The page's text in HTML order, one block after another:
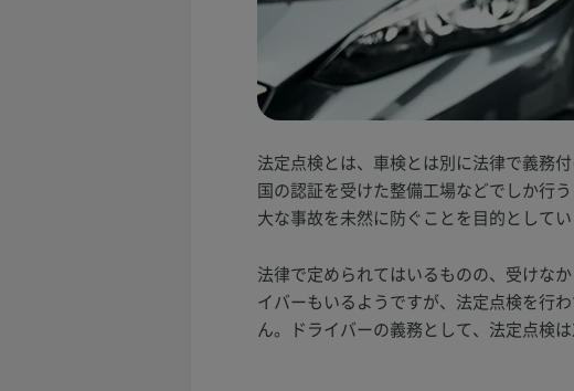
法定点検とは、車検とは別に法律で義務付
国の認証を受けた整備工場などでしか行
大な事故を未然に防ぐことを目的としてい
法律で定められてはいるものの、受けな
イバーもいるようですが、法定点検を行
ん。ドライバーの義務として、法定点検は